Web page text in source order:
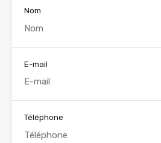
Nom
E-mail
Téléphone